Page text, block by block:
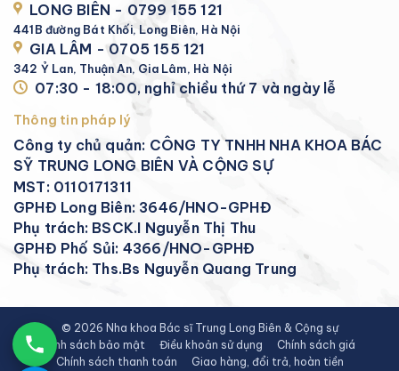
LONG BIÊN - 0799 155 121
441B đường Bát Khối, Long Biên, Hà Nội
GIA LÂM - 0705 155 121
342 Ỷ Lan, Thuận An, Gia Lâm, Hà Nội
07:30 - 18:00, nghỉ chiều thứ 7 và ngày lễ
Thông tin pháp lý
Công ty chủ quản: CÔNG TY TNHH NHA KHOA BÁC
SỸ TRUNG LONG BIÊN VÀ CỘNG SỰ
MST: 0110171311
GPHĐ Long Biên: 3646/HNO-GPHĐ
Phụ trách: BSCK.I Nguyễn Thị Thu
GPHĐ Phố Sủi: 4366/HNO-GPHĐ
Phụ trách: Ths.Bs Nguyễn Quang Trung
© 2026 Nha khoa Bác sĩ Trung Long Biên & Cộng sự
Chính sách bảo mật
Điều khoản sử dụng
Chính sách giá
Chính sách thanh toán
Giao hàng, đổi trả, hoàn tiền